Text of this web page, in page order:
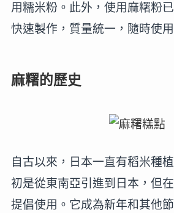
用糯米粉。此外，使用麻糬粉
快速製作，質量統一，隨時使用
麻糬的歷史
自古以來，日本一直有稻米種
初是從東南亞引進到日本，但
提倡使用。它成為新年和其他